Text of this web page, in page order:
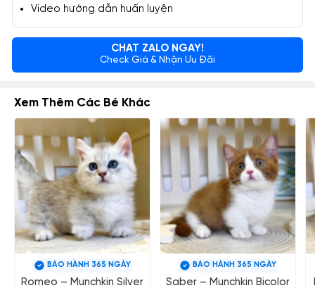
Video hướng dẫn huấn luyện
CHAT ZALO NGAY!
Check Giá & Nhận Ưu Đãi
Xem Thêm Các Bé Khác
BẢO HÀNH 365 NGÀY
Romeo – Munchkin Silver
BẢO HÀNH 365 NGÀY
Saber – Munchkin Bicolor